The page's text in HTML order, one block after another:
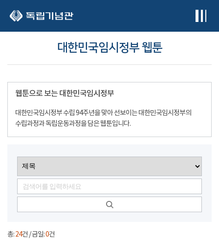
대한민국임시정부 웹툰
웹툰으로 보는 대한민국임시정부
대한민국임시정부 수립 94주년을 맞아 선보이는 대한민국임시정부의
수립과정과 독립운동과정을 담은 웹툰입니다.
총:24건 / 금일:0건